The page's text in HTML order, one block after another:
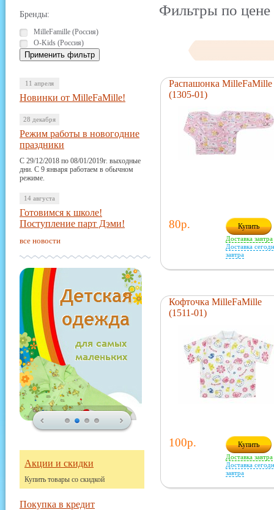
Фильтры по цене
Бренды:
MilleFamille (Россия)
O-Kids (Россия)
11 апреля
Новинки от MilleFaMille!
28 декабря
Режим работы в новогодние
праздники
С 29/12/2018 по 08/01/2019г. выходные
дни. С 9 января работаем в обычном
режиме.
14 августа
Готовимся к школе!
Поступление парт Дэми!
все новости
Акции и скидки
Купить товары со скидкой
Покупка в кредит
Распашонка MilleFaMille
(1305-01)
80р. Купить
Доставка завтра
Доставка
завтра
Кофточка MilleFaMille
(1511-01)
100р. Купить
Доставка завтра
Доставка
завтра